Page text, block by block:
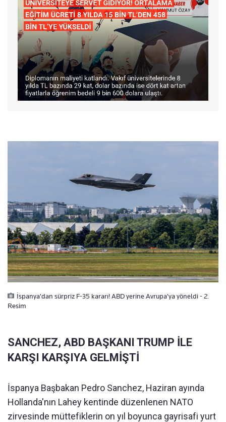
İspanya'dan sürpriz F-35 kararı! ABD yerine Avrupa'ya yöneldi - 2.
Resim
SANCHEZ, ABD BAŞKANI TRUMP İLE
KARŞI KARŞIYA GELMİŞTİ
İspanya Başbakan Pedro Sanchez, Haziran ayında
Hollanda'nın Lahey kentinde düzenlenen NATO
zirvesinde müttefiklerin on yıl boyunca gayrisafi yurt